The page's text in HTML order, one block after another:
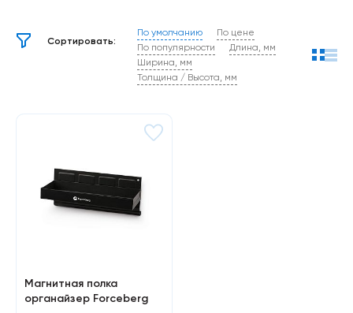
Сортировать:
По умолчанию
По цене
По популярности
Длина, мм
Ширина, мм
Толщина / Высота, мм
Магнитная полка
органайзер Forceberg